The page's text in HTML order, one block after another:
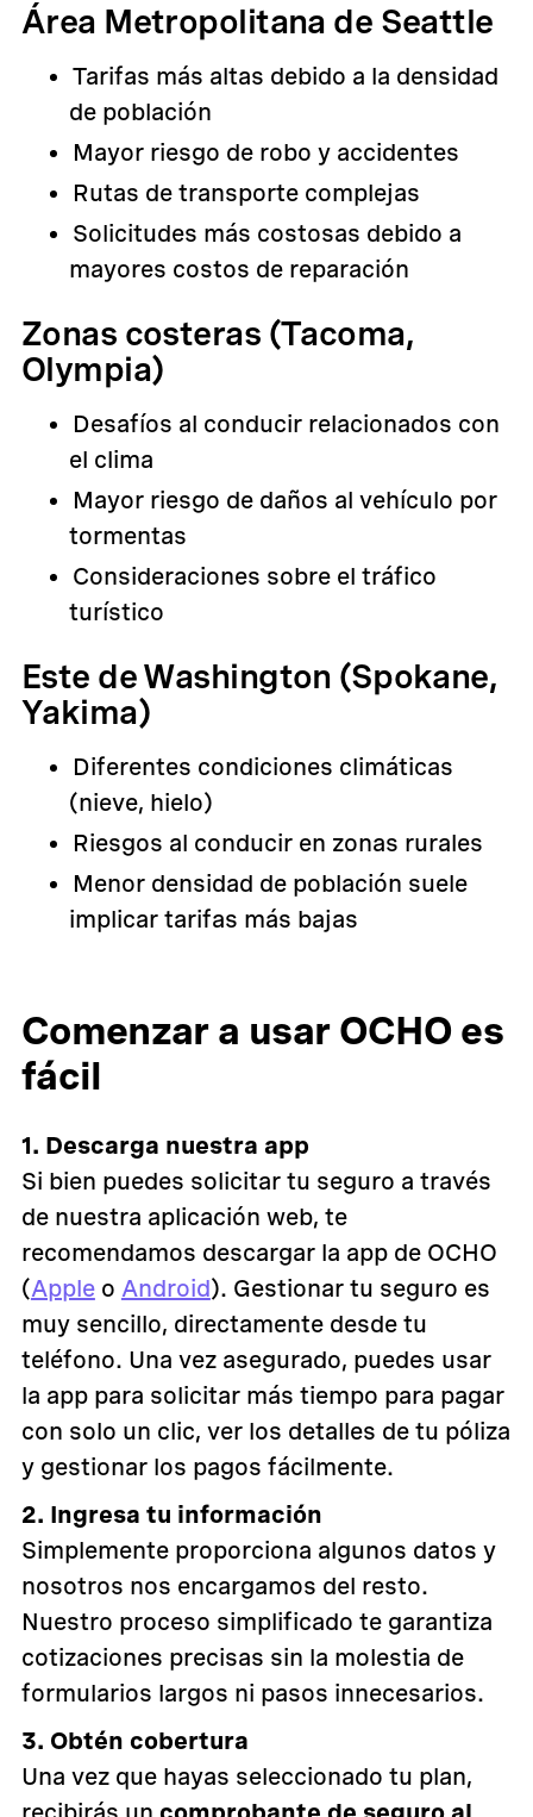
Área Metropolitana de Seattle
Tarifas más altas debido a la densidad
de población
Mayor riesgo de robo y accidentes
Rutas de transporte complejas
Solicitudes más costosas debido a
mayores costos de reparación
Zonas costeras (Tacoma,
Olympia)
Desafíos al conducir relacionados con
el clima
Mayor riesgo de daños al vehículo por
tormentas
Consideraciones sobre el tráfico
turístico
Este de Washington (Spokane,
Yakima)
Diferentes condiciones climáticas
(nieve, hielo)
Riesgos al conducir en zonas rurales
Menor densidad de población suele
implicar tarifas más bajas
Comenzar a usar OCHO es
fácil
1. Descarga nuestra app
Si bien puedes solicitar tu seguro a través
de nuestra aplicación web, te
recomendamos descargar la app de OCHO
(Appleo Android). Gestionar tu seguro es
muy sencillo, directamente desde tu
teléfono. Una vez asegurado, puedes usar
la app para solicitar más tiempo para pagar
con solo un clic, ver los detalles de tu póliza
y gestionar los pagos fácilmente.
2. Ingresa tu información
Simplemente proporciona algunos datos y
nosotros nos encargamos del resto.
Nuestro proceso simplificado te garantiza
cotizaciones precisas sin la molestia de
formularios largos ni pasos innecesarios.
3. Obtén cobertura
Una vez que hayas seleccionado tu plan,